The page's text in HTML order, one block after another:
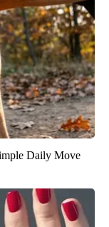
Daily Move